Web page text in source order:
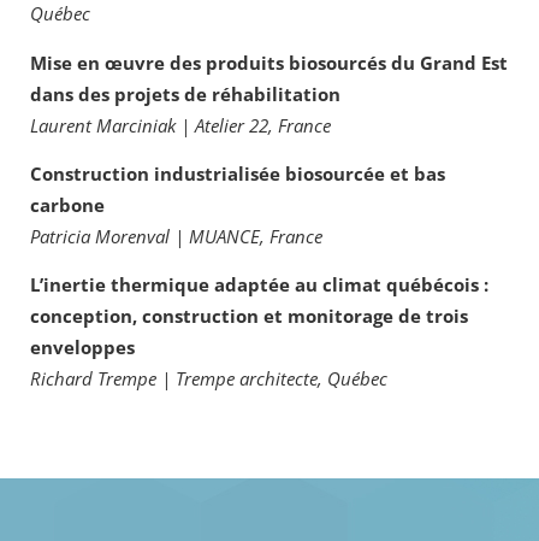
Québec
Mise en œuvre des produits biosourcés du Grand Est
dans des projets de réhabilitation
Laurent Marciniak | Atelier 22, France
Construction industrialisée biosourcée et bas
carbone
Patricia Morenval | MUANCE, France
L’inertie thermique adaptée au climat québécois :
conception, construction et monitorage de trois
enveloppes
Richard Trempe | Trempe architecte, Québec